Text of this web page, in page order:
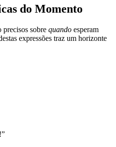
do Momento
precisos sobre quando esperam
expressões traz um horizonte
”